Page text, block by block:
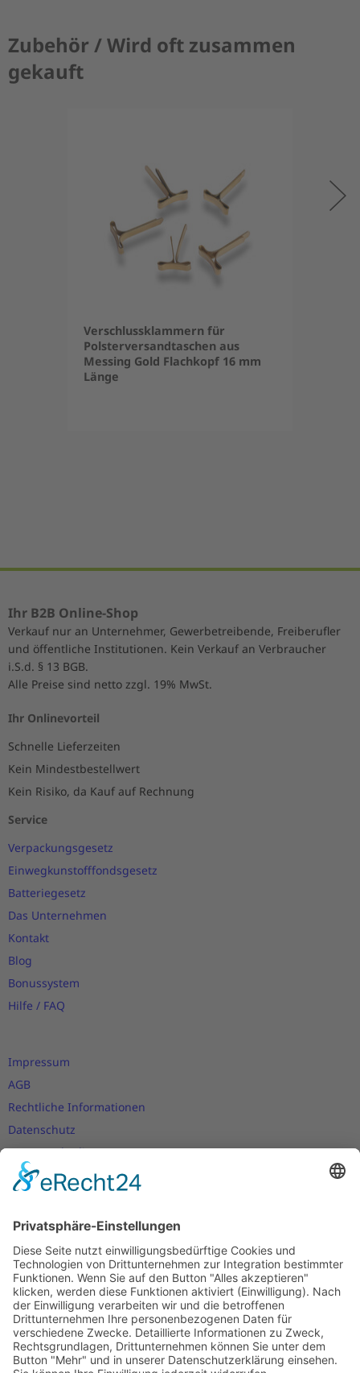
Zubehör / Wird oft zusammen
gekauft
Verschlussklammern für
Polsterversandtaschen aus
Messing Gold Flachkopf 16 mm
Länge
Ihr B2B Online-Shop
Verkauf nur an Unternehmer, Gewerbetreibende, Freiberufler
und öffentliche Institutionen. Kein Verkauf an Verbraucher
i.S.d. § 13 BGB.
Alle Preise sind netto zzgl. 19% MwSt.
Ihr Onlinevorteil
Schnelle Lieferzeiten
Kein Mindestbestellwert
Kein Risiko, da Kauf auf Rechnung
Service
Verpackungsgesetz
Einwegkunstofffondsgesetz
Batteriegesetz
Das Unternehmen
Kontakt
Blog
Bonussystem
Hilfe / FAQ
Impressum
AGB
Rechtliche Informationen
Datenschutz
Nutzungsbedingungen
Versand- und Zahlungsbedingungen
Cookie-Einstellungen
Newsletter
Verpassen Sie keine Neuigkeiten,
Angebote und Gutscheine!
Jetzt anmelden und10 EUR Gutscheinsichern!
Abmeldung jederzeit möglich.